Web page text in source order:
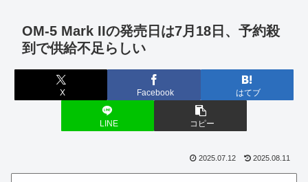
OM-5 Mark IIの発売日は7月18日、予約殺
到で供給不足らしい
X Facebook はてブ
LINE コピー
2025.07.12 2025.08.11